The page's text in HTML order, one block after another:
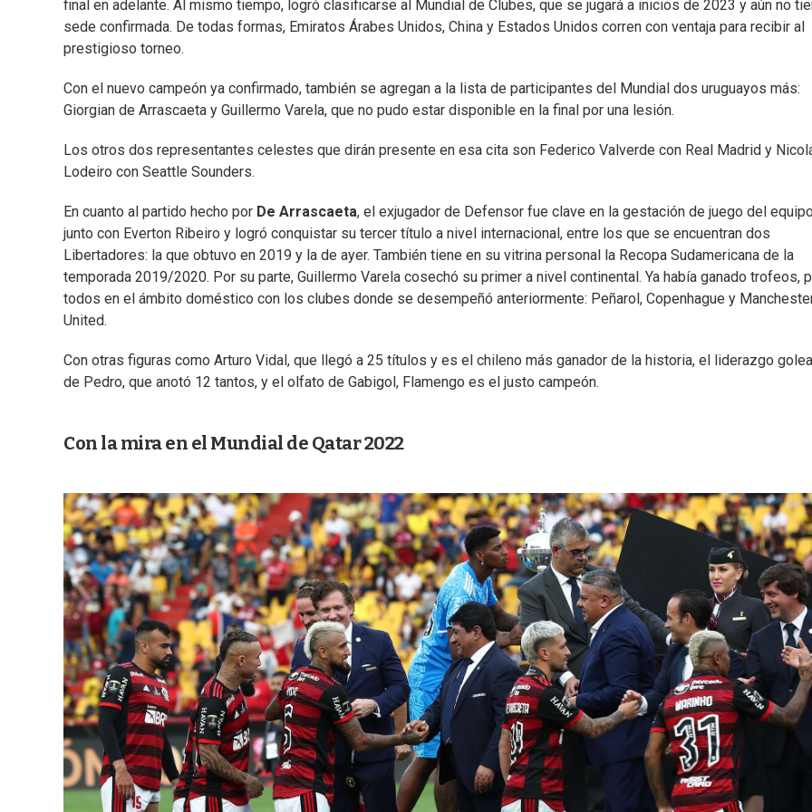
final en adelante. Al mismo tiempo, logró clasificarse al Mundial de Clubes, que se jugará a inicios de 2023 y aún no
sede confirmada. De todas formas, Emiratos Árabes Unidos, China y Estados Unidos corren con ventaja para recibir al
prestigioso torneo.
Con el nuevo campeón ya confirmado, también se agregan a la lista de participantes del Mundial dos uruguayos más:
Giorgian de Arrascaeta y Guillermo Varela, que no pudo estar disponible en la final por una lesión.
Los otros dos representantes celestes que dirán presente en esa cita son Federico Valverde con Real Madrid y
Lodeiro con Seattle Sounders.
En cuanto al partido hecho por De Arrascaeta, el exjugador de Defensor fue clave en la gestación de juego del equipo
junto con Everton Ribeiro y logró conquistar su tercer título a nivel internacional, entre los que se encuentran dos
Libertadores: la que obtuvo en 2019 y la de ayer. También tiene en su vitrina personal la Recopa Sudamericana de la
temporada 2019/2020. Por su parte, Guillermo Varela cosechó su primer a nivel continental. Ya había ganado trofeos,
todos en el ámbito doméstico con los clubes donde se desempeñó anteriormente: Peñarol, Copenhague y
United.
Con otras figuras como Arturo Vidal, que llegó a 25 títulos y es el chileno más ganador de la historia, el liderazgo
de Pedro, que anotó 12 tantos, y el olfato de Gabigol, Flamengo es el justo campeón.
Con la mira en el Mundial de Qatar 2022